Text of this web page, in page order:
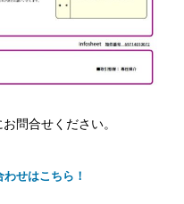
問合せください。
せはこちら！